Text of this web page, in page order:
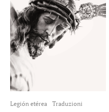
Legión etérea Traduzioni